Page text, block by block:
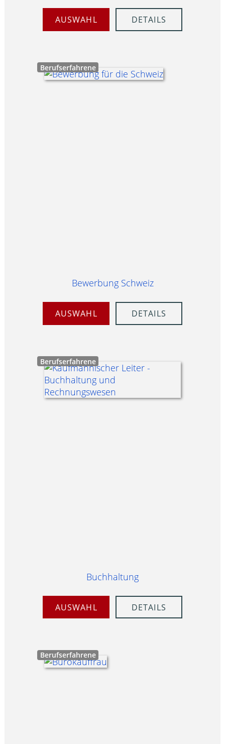
AUSWAHL DETAILS
Berufserfahrene
Bewerbung Schweiz
AUSWAHL DETAILS
Berufserfahrene
Buchhaltung
AUSWAHL DETAILS
Berufserfahrene